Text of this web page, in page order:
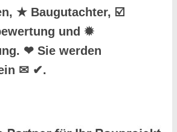
★ Baugutachter, ☑️
und ✹
❤ Sie werden
✉ ✔.